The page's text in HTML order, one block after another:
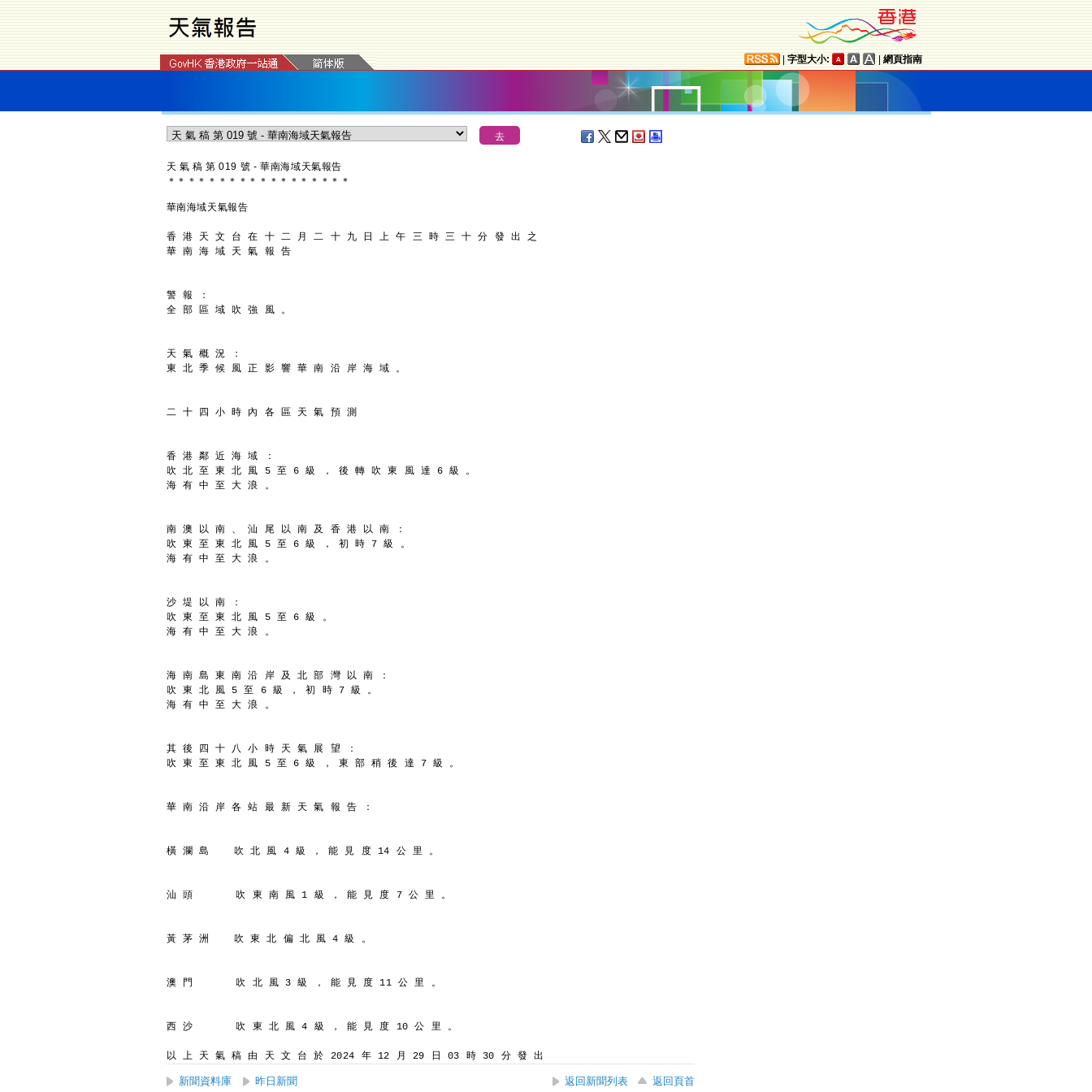
字型大小: 網頁指南
天 氣 稿 第 019 號 - 華南海域天氣報告
＊ ＊ ＊ ＊ ＊ ＊ ＊ ＊ ＊ ＊ ＊ ＊ ＊ ＊ ＊ ＊ ＊ ＊
華南海域天氣報告
香 港 天 文 台 在 十 二 月 二 十 九 日 上 午 三 時 三 十 分 發 出 之
華 南 海 域 天 氣 報 告
警 報 ：
全 部 區 域 吹 強 風 。
天 氣 概 況 ：
東 北 季 候 風 正 影 響 華 南 沿 岸 海 域 。
二 十 四 小 時 內 各 區 天 氣 預 測
香 港 鄰 近 海 域 ：
吹 北 至 東 北 風 5 至 6 級 ， 後 轉 吹 東 風 達 6 級 。
海 有 中 至 大 浪 。
南 澳 以 南 、 汕 尾 以 南 及 香 港 以 南 ：
吹 東 至 東 北 風 5 至 6 級 ， 初 時 7 級 。
海 有 中 至 大 浪 。
沙 堤 以 南 ：
吹 東 至 東 北 風 5 至 6 級 。
海 有 中 至 大 浪 。
海 南 島 東 南 沿 岸 及 北 部 灣 以 南 ：
吹 東 北 風 5 至 6 級 ， 初 時 7 級 。
海 有 中 至 大 浪 。
其 後 四 十 八 小 時 天 氣 展 望 ：
吹 東 至 東 北 風 5 至 6 級 ， 東 部 稍 後 達 7 級 。
華 南 沿 岸 各 站 最 新 天 氣 報 告 ：
橫 瀾 島    吹 北 風 4 級 ， 能 見 度 14 公 里 。
汕 頭       吹 東 南 風 1 級 ， 能 見 度 7 公 里 。
黃 茅 洲    吹 東 北 偏 北 風 4 級 。
澳 門       吹 北 風 3 級 ， 能 見 度 11 公 里 。
西 沙       吹 東 北 風 4 級 ， 能 見 度 10 公 里 。
以 上 天 氣 稿 由 天 文 台 於 2024 年 12 月 29 日 03 時 30 分 發 出
新聞資料庫 昨日新聞 返回新聞列表 返回頁首